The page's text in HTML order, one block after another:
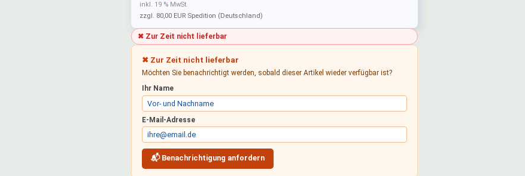
inkl. 19 % MwSt.
zzgl. 80,00 EUR Spedition (Deutschland)
✖ Zur Zeit nicht lieferbar
✖ Zur Zeit nicht lieferbar
Möchten Sie benachrichtigt werden, sobald dieser Artikel wieder verfügbar ist?
Ihr Name
E-Mail-Adresse
📬 Benachrichtigung anfordern